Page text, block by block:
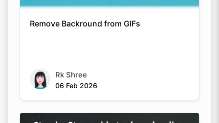
Remove Backround from GIFs
Rk Shree
06 Feb 2026